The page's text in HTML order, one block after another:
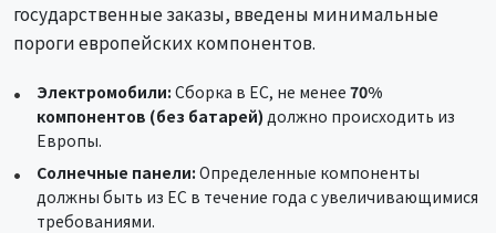
государственные заказы, введены минимальные
пороги европейских компонентов.
Электромобили: Сборка в ЕС, не менее 70%
компонентов (без батарей) должно происходить из
Европы.
Солнечные панели: Определенные компоненты
должны быть из ЕС в течение года с увеличивающимися
требованиями.